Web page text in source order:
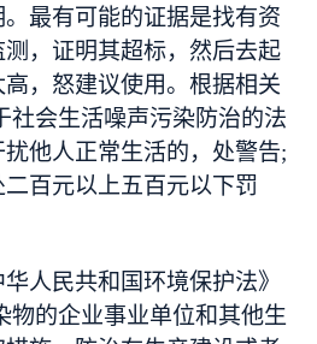
最有可能的证据是找有资
，证明其超标，然后去起
，怒建议使用。根据相关
社会生活噪声污染防治的法
他人正常生活的，处警告;
百元以上五百元以下罚
人民共和国环境保护法》
物的企业事业单位和其他生